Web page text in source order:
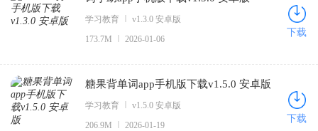
学习教育
v1.3.0 安卓版
173.7M
2026-01-06
下载
糖果背单词app手机版下载v1.5.0 安卓版
学习教育
v1.5.0 安卓版
206.9M
2026-01-19
下载